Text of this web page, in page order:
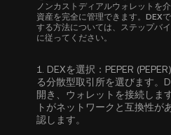
ノンカストディアルウォレットを
資産を完全に管理できます。DEX
する方法については、ステップバ
に従ってください。
1. DEXを選択： PEPER
る分散型取引所を選びます。
開き、ウォレットを接続しま
トがネットワークと互換性が
認します。